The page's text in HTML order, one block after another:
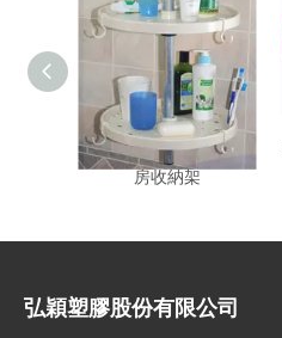
鎖壁式置物架,鎖壁式廚
房收納架
弘穎塑膠股份有限公司